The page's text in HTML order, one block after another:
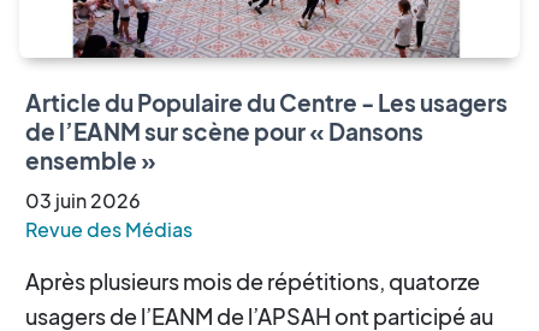
Article du Populaire du Centre - Les usagers
de l’EANM sur scène pour « Dansons
ensemble »
03 juin2026
Revue des Médias
Après plusieurs mois de répétitions, quatorze
usagers de l’EANM de l’APSAH ont participé au